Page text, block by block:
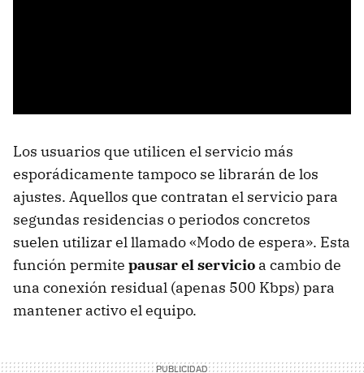
Los usuarios que utilicen el servicio más
esporádicamente tampoco se librarán de los
ajustes. Aquellos que contratan el servicio para
segundas residencias o periodos concretos
suelen utilizar el llamado «Modo de espera». Esta
función permite pausar el servicio a cambio de
una conexión residual (apenas 500 Kbps) para
mantener activo el equipo.